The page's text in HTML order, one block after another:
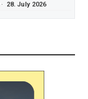
· 28. July 2026